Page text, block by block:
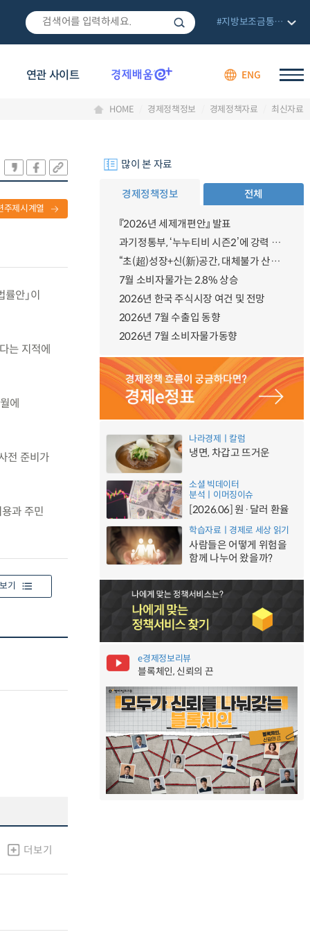
연관 사이트 ENG
#지방보조금통합관리망
HOME 경제정책정보 경제정책자료 최신자료
주제시계열
안」이
는 지적에
에
전 준비가
과 주민
기
더보기
많이 본 자료
경제정책정보 전체
『2026년 세제개편안』 발표
과기정통부, ‘누누티비 시즌2’에 강력 대응 의지 밝혀
“초(超)성장+신(新)공간, 대체불가 산업강국”
7월 소비자물가는 2.8% 상승
2026년 한국 주식시장 여건 및 전망
2026년 7월 수출입 동향
2026년 7월 소비자물가동향
나라경제ㅣ칼럼
냉면, 차갑고 뜨거운
소셜 빅데이터
분석ㅣ이머징이슈
[2026.06] 원·달러 환율
학습자료ㅣ경제로 세상 읽기
사람들은 어떻게 위험을
함께 나누어 왔을까?
e경제정보리뷰
블록체인, 신뢰의 끈